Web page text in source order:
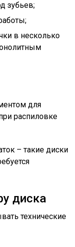
зубьев;
в несколько
для
распиловке
– такие диски
диска
технические